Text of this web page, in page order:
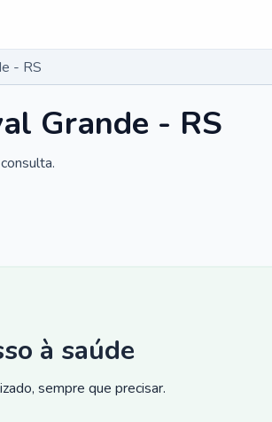
- RS
Grande - RS
à saúde
sempre que precisar.